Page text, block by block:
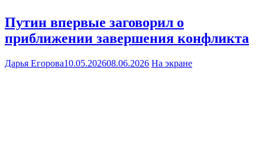
Путин впервые заговорил о
приближении завершения конфликта
Дарья Егорова10.05.202608.06.2026 На экране